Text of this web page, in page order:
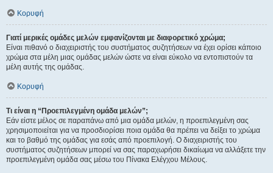
Κορυφή
Γιατί μερικές ομάδες μελών εμφανίζονται με διαφορετικό χρώμα;
Είναι πιθανό ο διαχειριστής του συστήματος συζητήσεων να έχει ορίσει κάποιο
χρώμα στα μέλη μιας ομάδας μελών ώστε να είναι εύκολο να εντοπιστούν τα
μέλη αυτής της ομάδας.
Κορυφή
Τι είναι η “Προεπιλεγμένη ομάδα μελών”;
Εάν είστε μέλος σε παραπάνω από μια ομάδα μελών, η προεπιλεγμένη σας
χρησιμοποιείται για να προσδιορίσει ποια ομάδα θα πρέπει να δείξει το χρώμα
και το βαθμό της ομάδας για εσάς από προεπιλογή. Ο διαχειριστής του
συστήματος συζητήσεων μπορεί να σας παραχωρήσει δικαίωμα να αλλάξετε την
προεπιλεγμένη ομάδα σας μέσω του Πίνακα Ελέγχου Μέλους.